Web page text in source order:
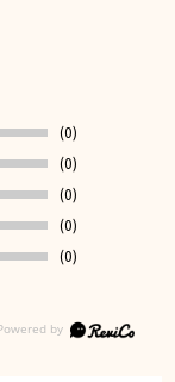
(0)
(0)
(0)
(0)
(0)